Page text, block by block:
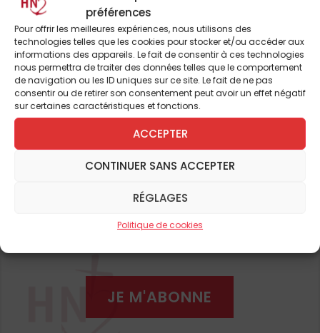
préférences
Pour offrir les meilleures expériences, nous utilisons des
technologies telles que les cookies pour stocker et/ou accéder aux
informations des appareils. Le fait de consentir à ces technologies
nous permettra de traiter des données telles que le comportement
de navigation ou les ID uniques sur ce site. Le fait de ne pas
consentir ou de retirer son consentement peut avoir un effet négatif
sur certaines caractéristiques et fonctions.
ACCEPTER
CONTINUER SANS ACCEPTER
RÉGLAGES
Politique de cookies
de plus beau ; elle est le trésor de nos plus
profondes pensées, le lieu de nos
vénérations. Étendue sur son île, elle se pare
de raison et de grâce par son attitude
calme, sa majesté, son équilibre ; elle est un
immense Credo, un acte de foi, la figure la
plus noble de l’Occident ; son prodigieux
chevet semble un puissant vaisseau
appareillant pour les cieux et tout cela pour
avec justesse Mgr Aupetit ; car s’il y a des
tabernacles dans le monde entier c’est bien
descendue à Nazareth. Si l’incendie a détruit
la toiture avec sa flèche et une partie des
voûtes, en revanche la Vierge Marie dans le
transept, la croix du Christ dans le chœur
Pour continuer à lire cet
article
et de nombreux autres
PRÉSENT
JE M'ABONNE